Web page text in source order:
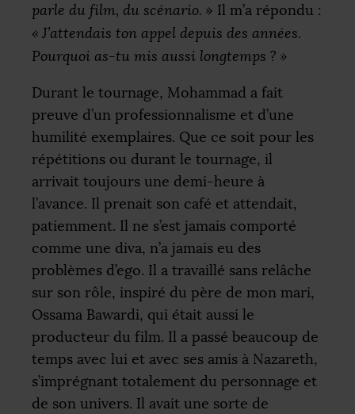
parle du film, du scénario. » Il m’a répondu :
« J’attendais ton appel depuis des années.
Pourquoi as-tu mis aussi longtemps ? »
Durant le tournage, Mohammad a fait
preuve d’un professionnalisme et d’une
humilité exemplaires. Que ce soit pour les
répétitions ou durant le tournage, il
arrivait toujours une demi-heure à
l’avance. Il prenait son café et attendait,
patiemment. Il ne s’est jamais comporté
comme une diva, n’a jamais eu des
problèmes d’ego. Il a travaillé sans relâche
sur son rôle, inspiré du père de mon mari,
Ossama Bawardi, qui était aussi le
producteur du film. Il a passé beaucoup de
temps avec lui et avec ses amis à Nazareth,
s’imprégnant totalement du personnage et
de son univers. Il avait une sorte de